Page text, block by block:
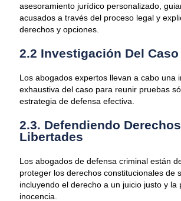
asesoramiento jurídico personalizado,
acusados a través del proceso legal y
derechos y opciones.
2.2 Investigación Del Caso
Los abogados expertos llevan a cabo una
exhaustiva del caso para reunir pruebas
estrategia de defensa efectiva.
2.3. Defendiendo
Libertades
Los abogados de defensa criminal están
proteger los derechos constitucionales de
incluyendo el derecho a un juicio justo y la
inocencia.